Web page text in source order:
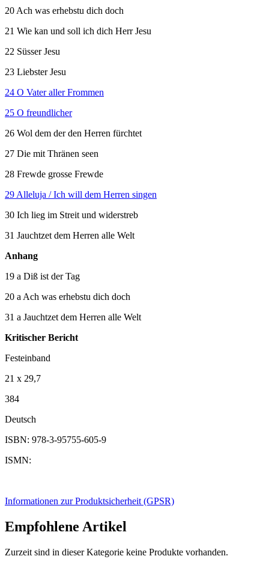
20 Ach was erhebstu dich doch
21 Wie kan und soll ich dich Herr Jesu
22 Süsser Jesu
23 Liebster Jesu
24 O Vater aller Frommen
25 O freundlicher
26 Wol dem der den Herren fürchtet
27 Die mit Thränen seen
28 Frewde grosse Frewde
29 Alleluja / Ich will dem Herren singen
30 Ich lieg im Streit und widerstreb
31 Jauchtzet dem Herren alle Welt
Anhang
19 a Diß ist der Tag
20 a Ach was erhebstu dich doch
31 a Jauchtzet dem Herren alle Welt
Kritischer Bericht
Festeinband
21 x 29,7
384
Deutsch
ISBN: 978-3-95755-605-9
ISMN:
Informationen zur Produktsicherheit (GPSR)
Empfohlene Artikel
Zurzeit sind in dieser Kategorie keine Produkte vorhanden.